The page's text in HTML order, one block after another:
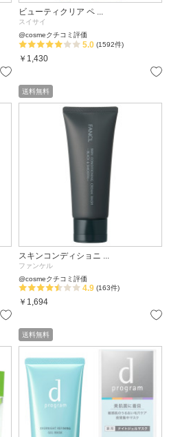
ビューティクリア ペ ...
スイサイ
@cosmeクチコミ評価
5.0 (1592件)
￥1,430
送料無料
スキンコンディショニ ...
ファンケル
@cosmeクチコミ評価
4.9 (163件)
￥1,694
送料無料